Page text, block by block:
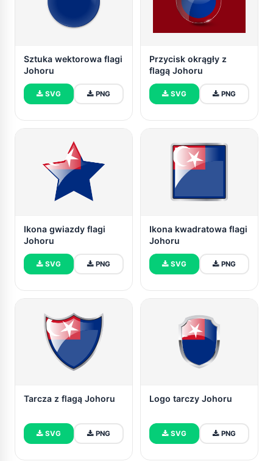
Sztuka wektorowa flagi
Johoru
SVG PNG
Przycisk okrągły z
flagą Johoru
SVG PNG
Ikona gwiazdy flagi
Johoru
SVG PNG
Ikona kwadratowa flagi
Johoru
SVG PNG
Tarcza z flagą Johoru
SVG PNG
Logo tarczy Johoru
SVG PNG